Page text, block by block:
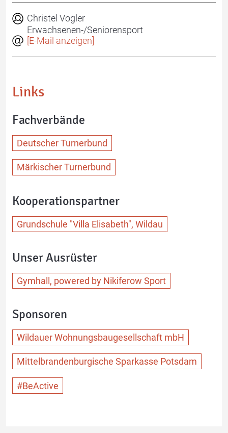
Christel Vogler
Erwachsenen-/Seniorensport
[E-Mail anzeigen]
Links
Fachverbände
Deutscher Turnerbund
Märkischer Turnerbund
Kooperationspartner
Grundschule "Villa Elisabeth", Wildau
Unser Ausrüster
Gymhall, powered by Nikiferow Sport
Sponsoren
Wildauer Wohnungsbaugesellschaft mbH
Mittelbrandenburgische Sparkasse Potsdam
#BeActive